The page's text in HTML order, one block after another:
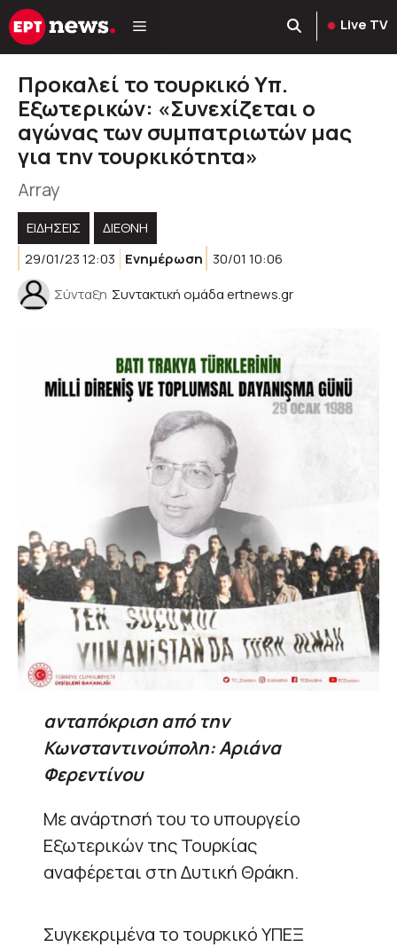
Μετάβαση
σε
Live TV
Προκαλεί το τουρκικό Υπ.
Εξωτερικών: «Συνεχίζεται ο
αγώνας των συμπατριωτών μας
για την τουρκικότητα»
Array
ΕΙΔΗΣΕΙΣ
ΔΙΕΘΝΗ
29/01/23 12:03
Ενημέρωση
30/01 10:06
Σύνταξη Συντακτική ομάδα ertnews.gr
ανταπόκριση από την
Κωνσταντινούπολη: Αριάνα
Φερεντίνου
Με ανάρτησή του το υπουργείο
Εξωτερικών της Τουρκίας
αναφέρεται στη Δυτική Θράκη.
Συγκεκριμένα το τουρκικό ΥΠΕΞ